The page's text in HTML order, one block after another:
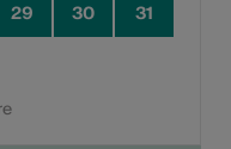
29 30 31